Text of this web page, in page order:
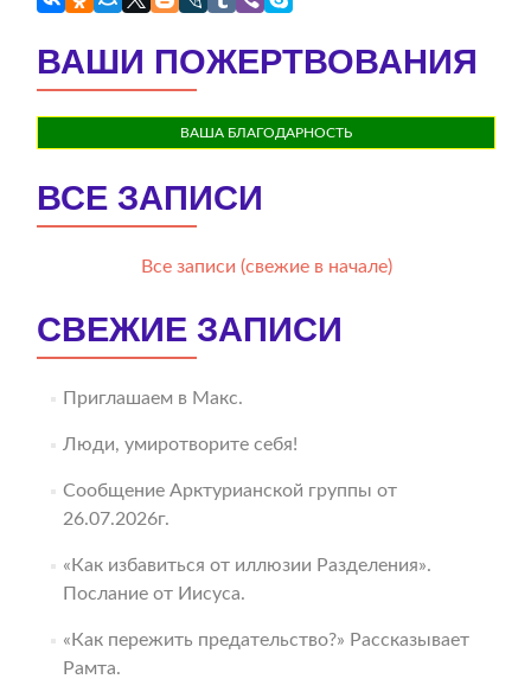
ВАШИ ПОЖЕРТВОВАНИЯ
ВАША БЛАГОДАРНОСТЬ
ВСЕ ЗАПИСИ
Все записи (свежие в начале)
СВЕЖИЕ ЗАПИСИ
Приглашаем в Макс.
Люди, умиротворите себя!
Сообщение Арктурианской группы от
26.07.2026г.
«Как избавиться от иллюзии Разделения».
Послание от Иисуса.
«Как пережить предательство?» Рассказывает
Рамта.